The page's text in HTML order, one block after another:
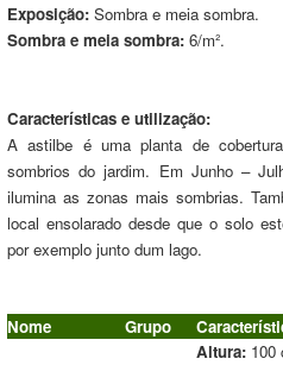
Exposição: Sombra e meia sombra.
Sombra e meia sombra: 6/m².
Características e utilização:
A astilbe é uma planta de
sombrios do jardim. Em Junho –
ilumina as zonas mais sombrias.
local ensolarado desde que o solo
por exemplo junto dum lago.
Nome Grupo
Altura: 100